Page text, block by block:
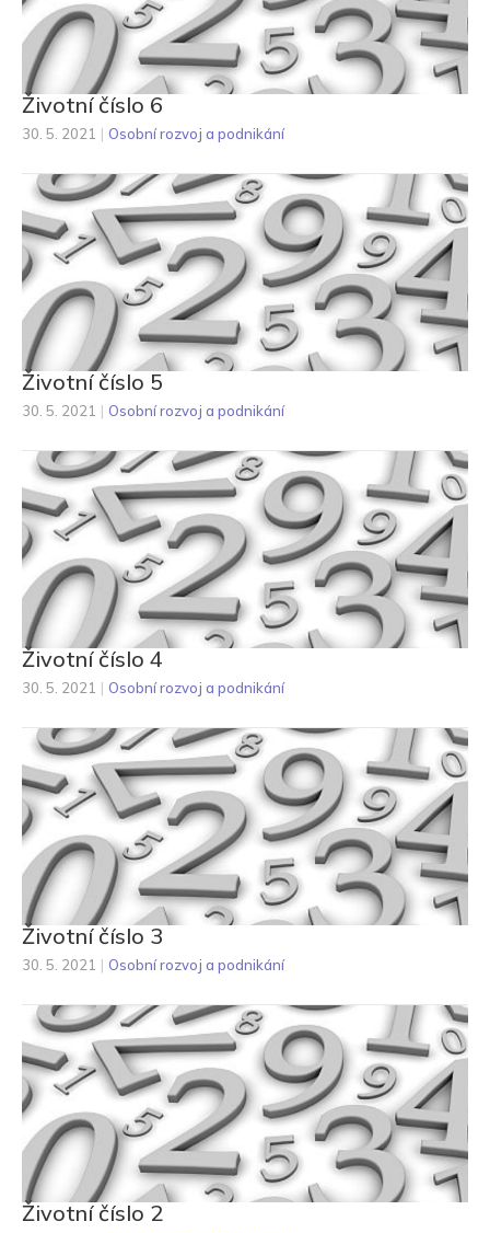
Životní číslo 6
30. 5. 2021 | Osobní rozvoj a podnikání
Životní číslo 5
30. 5. 2021 | Osobní rozvoj a podnikání
Životní číslo 4
30. 5. 2021 | Osobní rozvoj a podnikání
Životní číslo 3
30. 5. 2021 | Osobní rozvoj a podnikání
Životní číslo 2